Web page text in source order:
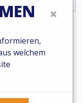
abonnieren
×
welchem